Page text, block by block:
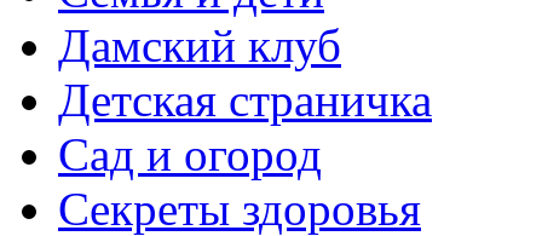
Дамский клуб
Детская страничка
Сад и огород
Секреты здоровья